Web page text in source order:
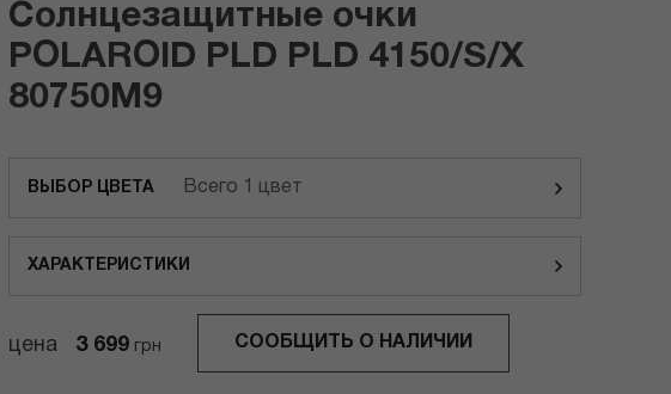
Солнцезащитные очки
POLAROID PLD PLD 4150/S/X
80750M9
ВЫБОР ЦВЕТА Всего 1 цвет
ХАРАКТЕРИСТИКИ
цена 3 699 грн СООБЩИТЬ О НАЛИЧИИ